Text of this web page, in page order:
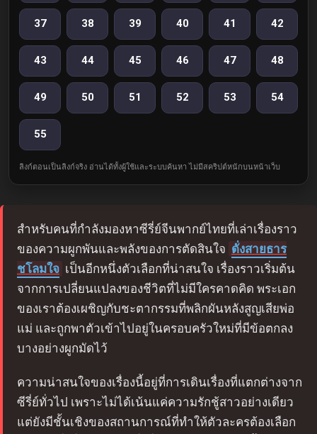
37 38 39 40 41 42
43 44 45 46 47 48
49 50 51 52 53 54
55
ลิงก์ตอนเป็นลิงก์จริง อ่านได้ทั้งผู้ใช้และระบบค้นหา ไม่มีสคริปต์หนักบนหน้าเว็บ
สำหรับคนที่กำลังมองหาซีรี่ย์จีนพากย์ไทยที่เล่าเรื่องราว
ของความผูกพันและพลังของการตัดสินใจ ดั่งสายธาร
ชโลมใจ เป็นอีกหนึ่งตัวเลือกที่น่าสนใจ เรื่องราวเริ่มต้น
จากการเปลี่ยนแปลงของชีวิตที่ไม่มีใครคาดคิด พระเอก
ของเราต้องเผชิญกับชะตากรรมที่พลิกผันหลังสูญเสียพ่อ
แม่ และถูกพาตัวเข้าไปอยู่ในครอบครัวใหม่ที่มีข้อตกลง
บางอย่างผูกมัดไว้
ความน่าสนใจของเรื่องนี้อยู่ที่การเดินเรื่องที่แตกต่างจาก
ซีรี่ย์ทั่วไป เพราะไม่ได้เน้นแค่ความรักชู้สาวอย่างเดียว
แต่ยังมีชั้นเชิงของสถานการณ์ที่ทำให้ตัวละครต้องเลือก